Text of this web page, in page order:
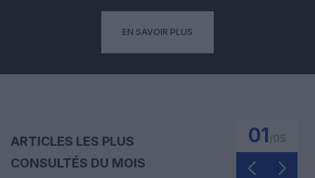
EN SAVOIR PLUS
ARTICLES LES PLUS
CONSULTÉS DU MOIS
01